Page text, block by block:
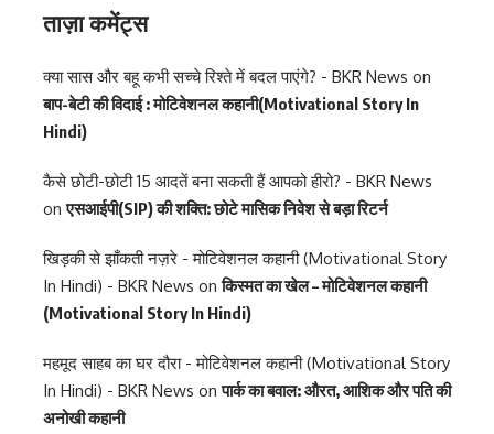
ताज़ा कमेंट्स
क्या सास और बहू कभी सच्चे रिश्ते में बदल पाएंगे? - BKR News on
बाप-बेटी की विदाई : मोटिवेशनल कहानी(Motivational Story In
Hindi)
कैसे छोटी-छोटी 15 आदतें बना सकती हैं आपको हीरो? - BKR News
onएसआईपी(SIP) की शक्ति: छोटे मासिक निवेश से बड़ा रिटर्न
खिड़की से झाँकती नज़रे - मोटिवेशनल कहानी (Motivational Story
In Hindi) - BKR News onकिस्मत का खेल – मोटिवेशनल कहानी
(Motivational Story In Hindi)
महमूद साहब का घर दौरा - मोटिवेशनल कहानी (Motivational Story
In Hindi) - BKR News onपार्क का बवाल: औरत, आशिक और पति की
अनोखी कहानी